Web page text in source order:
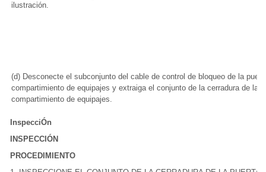
ilustración.
(d) Desconecte el subconjunto del cable de control de bloqueo de la
compartimiento de equipajes y extraiga el conjunto de la cerradura de la
compartimiento de equipajes.
InspecciÓn
INSPECCIÓN
PROCEDIMIENTO